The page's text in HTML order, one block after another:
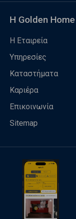
Η Golden Home
Η Εταιρεία
Υπηρεσίες
Καταστήματα
Καριέρα
Επικοινωνία
Sitemap